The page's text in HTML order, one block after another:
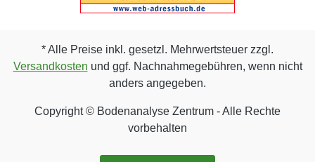
* Alle Preise inkl. gesetzl. Mehrwertsteuer zzgl.
Versandkosten und ggf. Nachnahmegebühren, wenn nicht
anders angegeben.
Copyright © Bodenanalyse Zentrum - Alle Rechte
vorbehalten